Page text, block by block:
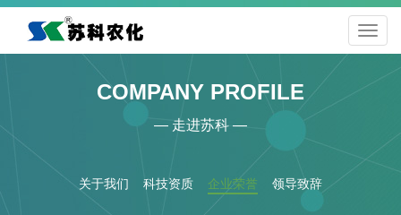
COMPANY PROFILE
— 走进苏科 —
关于我们 科技资质 企业荣誉 领导致辞